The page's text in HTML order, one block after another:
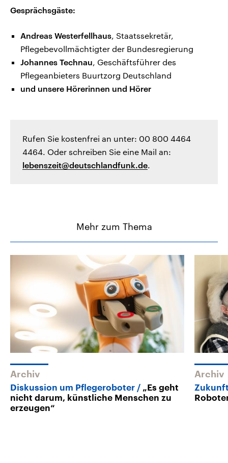
Gesprächsgäste:
Andreas Westerfellhaus, Staatssekretär,
Pflegebevollmächtigter der Bundesregierung
Johannes Technau, Geschäftsführer des
Pflegeanbieters Buurtzorg Deutschland
und unsere Hörerinnen und Hörer
Rufen Sie kostenfrei an unter: 00 800 4464
4464. Oder schreiben Sie eine Mail an:
lebenszeit@deutschlandfunk.de.
Mehr zum Thema
Archiv
Diskussion um Pflegeroboter
„Es geht
nicht darum, künstliche Menschen zu
erzeugen“
Archiv